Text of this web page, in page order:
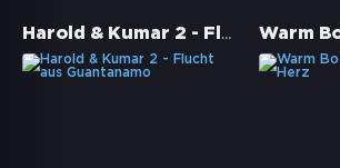
Harold & Kumar 2 - Flucht aus Guantanamo